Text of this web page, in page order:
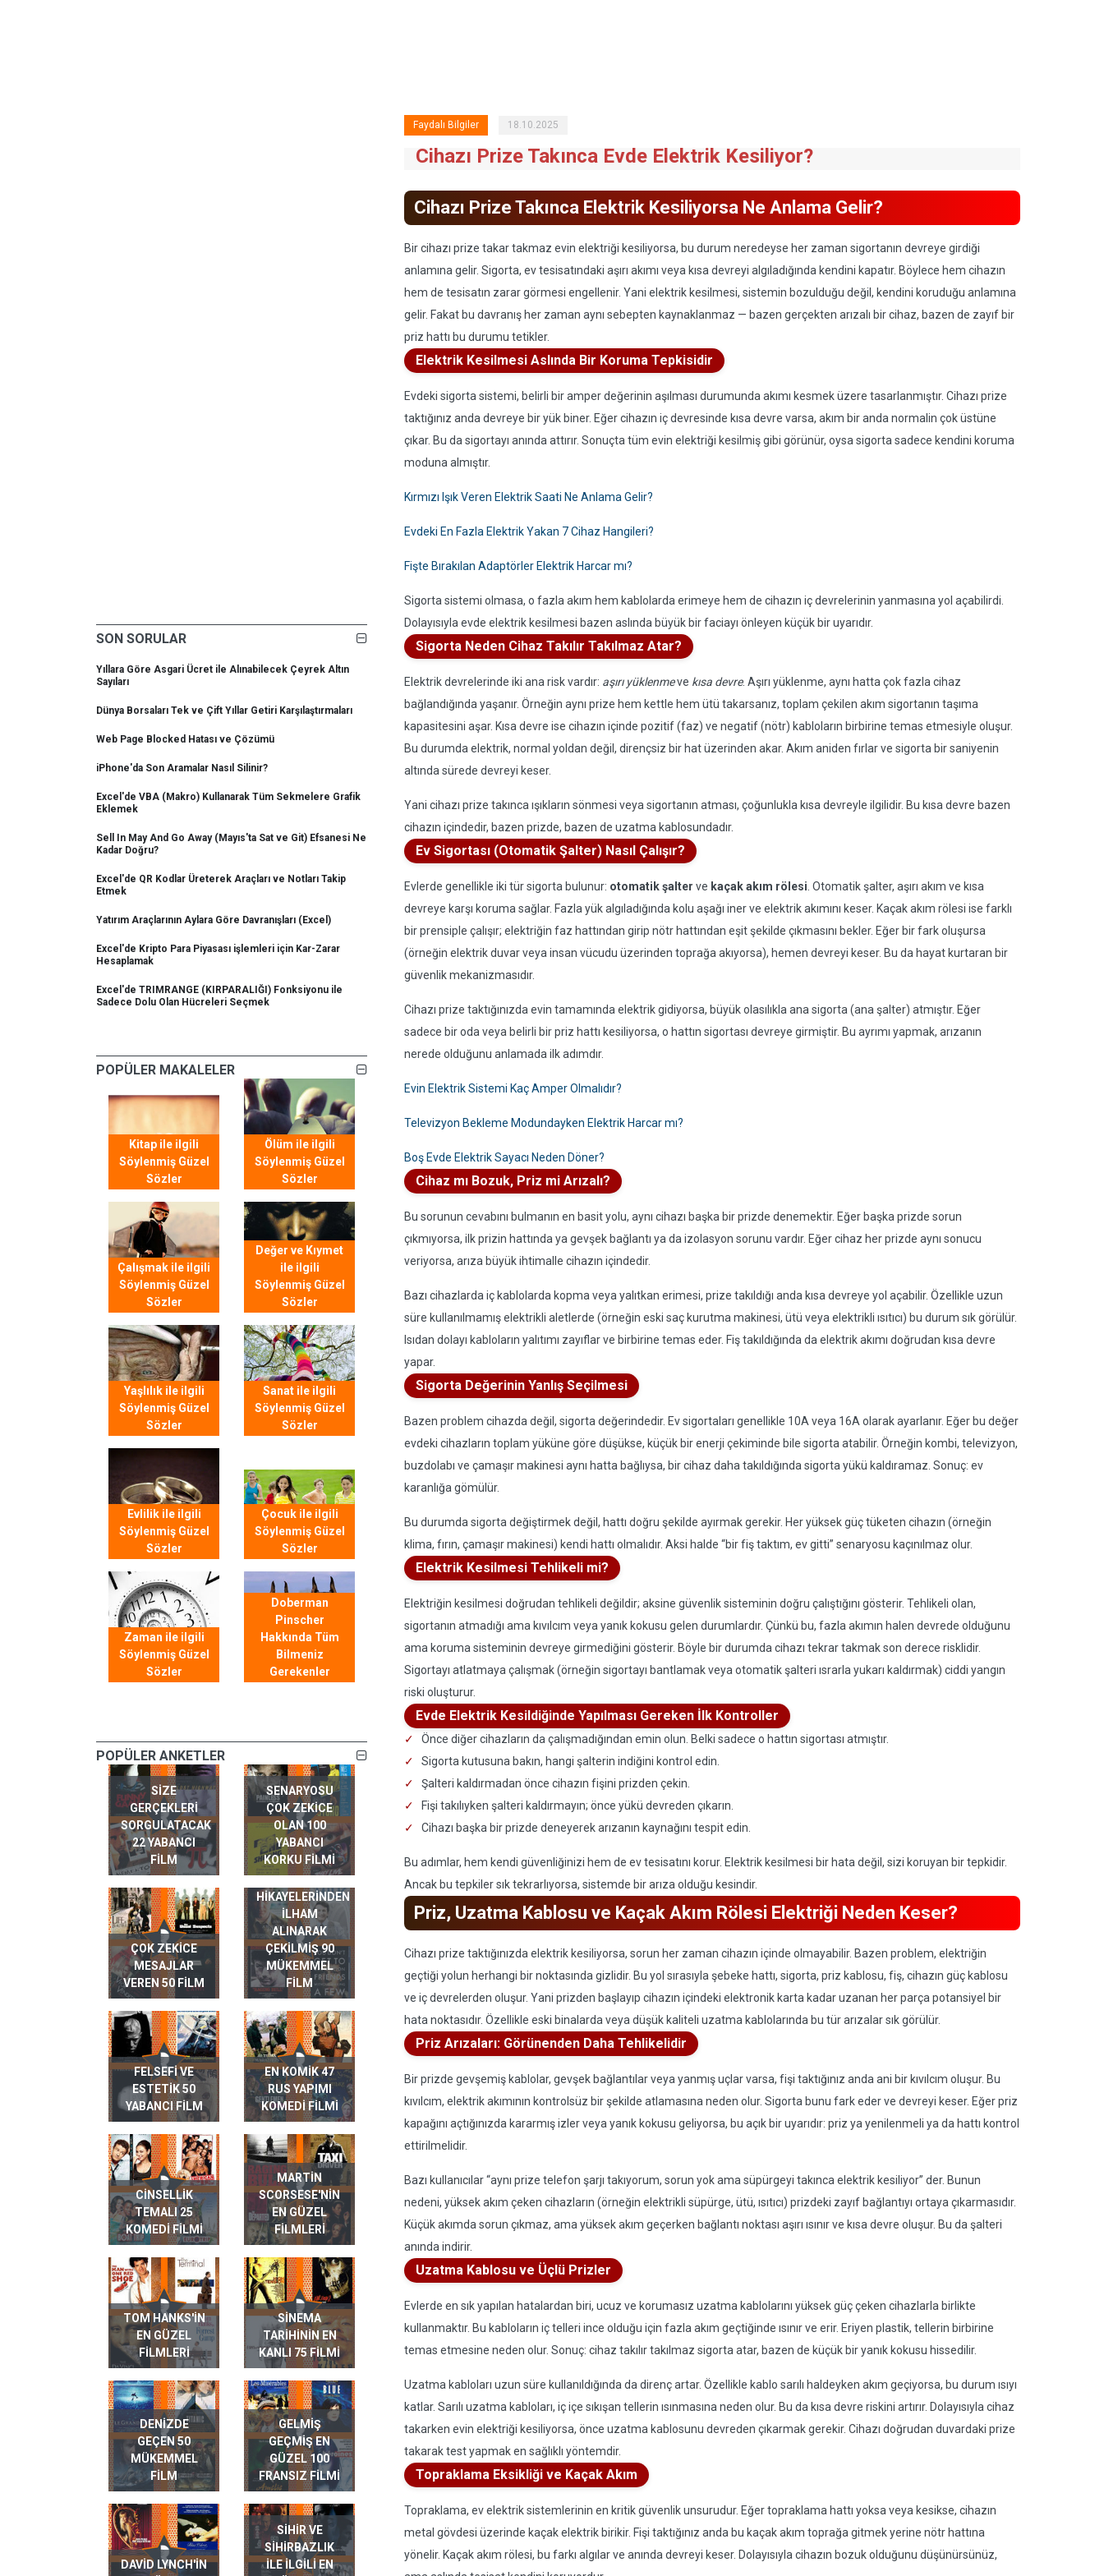
SON SORULAR
Yıllara Göre Asgari Ücret ile Alınabilecek Çeyrek Altın
Sayıları
Dünya Borsaları Tek ve Çift Yıllar Getiri Karşılaştırmaları
Web Page Blocked Hatası ve Çözümü
iPhone'da Son Aramalar Nasıl Silinir?
Excel'de VBA (Makro) Kullanarak Tüm Sekmelere Grafik
Eklemek
Sell In May And Go Away (Mayıs'ta Sat ve Git) Efsanesi Ne
Kadar Doğru?
Excel'de QR Kodlar Üreterek Araçları ve Notları Takip
Etmek
Yatırım Araçlarının Aylara Göre Davranışları (Excel)
Excel'de Kripto Para Piyasası işlemleri için Kar-Zarar
Hesaplamak
Excel'de TRIMRANGE (KIRPARALIĞI) Fonksiyonu ile
Sadece Dolu Olan Hücreleri Seçmek
POPÜLER MAKALELER
Kitap ile ilgili
Söylenmiş Güzel
Sözler
Ölüm ile ilgili
Söylenmiş Güzel
Sözler
Çalışmak ile ilgili
Söylenmiş Güzel
Sözler
Değer ve Kıymet
ile ilgili
Söylenmiş Güzel
Sözler
Yaşlılık ile ilgili
Söylenmiş Güzel
Sözler
Sanat ile ilgili
Söylenmiş Güzel
Sözler
Evlilik ile ilgili
Söylenmiş Güzel
Sözler
Çocuk ile ilgili
Söylenmiş Güzel
Sözler
Zaman ile ilgili
Söylenmiş Güzel
Sözler
Doberman
Pinscher
Hakkında Tüm
Bilmeniz
Gerekenler
POPÜLER ANKETLER
SIZE
GERÇEKLERI
SORGULATACAK
22 YABANCI
FILM
SENARYOSU
ÇOK ZEKICE
OLAN 100
YABANCI
KORKU FILMI
ÇOK ZEKICE
MESAJLAR
VEREN 50 FILM
GERÇEK HAYAT
HIKAYELERINDEN
ILHAM
ALINARAK
ÇEKILMIŞ 90
MÜKEMMEL
FILM
FELSEFI VE
ESTETIK 50
YABANCI FILM
EN KOMIK 47
RUS YAPIMI
KOMEDI FILMI
CINSELLIK
TEMALI 25
KOMEDI FILMI
MARTIN
SCORSESE'NIN
EN GÜZEL
FILMLERI
TOM HANKS'IN
EN GÜZEL
FILMLERI
SINEMA
TARIHININ EN
KANLI 75 FILMI
DENIZDE
GEÇEN 50
MÜKEMMEL
FILM
GELMIŞ
GEÇMIŞ EN
GÜZEL 100
FRANSIZ FILMI
DAVID LYNCH'IN
SIHIR VE
SIHIRBAZLIK
ILE ILGILI EN
Faydalı Bilgiler 18.10.2025
Cihazı Prize Takınca Evde Elektrik Kesiliyor?
Cihazı Prize Takınca Elektrik Kesiliyorsa Ne Anlama Gelir?
Bir cihazı prize takar takmaz evin elektriği kesiliyorsa, bu durum neredeyse her zaman sigortanın devreye girdiği
anlamına gelir. Sigorta, ev tesisatındaki aşırı akımı veya kısa devreyi algıladığında kendini kapatır. Böylece hem cihazın
hem de tesisatın zarar görmesi engellenir. Yani elektrik kesilmesi, sistemin bozulduğu değil, kendini koruduğu anlamına
gelir. Fakat bu davranış her zaman aynı sebepten kaynaklanmaz — bazen gerçekten arızalı bir cihaz, bazen de zayıf bir
priz hattı bu durumu tetikler.
Elektrik Kesilmesi Aslında Bir Koruma Tepkisidir
Evdeki sigorta sistemi, belirli bir amper değerinin aşılması durumunda akımı kesmek üzere tasarlanmıştır. Cihazı prize
taktığınız anda devreye bir yük biner. Eğer cihazın iç devresinde kısa devre varsa, akım bir anda normalin çok üstüne
çıkar. Bu da sigortayı anında attırır. Sonuçta tüm evin elektriği kesilmiş gibi görünür, oysa sigorta sadece kendini koruma
moduna almıştır.
Kırmızı Işık Veren Elektrik Saati Ne Anlama Gelir?
Evdeki En Fazla Elektrik Yakan 7 Cihaz Hangileri?
Fişte Bırakılan Adaptörler Elektrik Harcar mı?
Sigorta sistemi olmasa, o fazla akım hem kablolarda erimeye hem de cihazın iç devrelerinin yanmasına yol açabilirdi.
Dolayısıyla evde elektrik kesilmesi bazen aslında büyük bir faciayı önleyen küçük bir uyarıdır.
Sigorta Neden Cihaz Takılır Takılmaz Atar?
Elektrik devrelerinde iki ana risk vardır: aşırı yüklenmeve kısa devre. Aşırı yüklenme, aynı hatta çok fazla cihaz
bağlandığında yaşanır. Örneğin aynı prize hem kettle hem ütü takarsanız, toplam çekilen akım sigortanın taşıma
kapasitesini aşar. Kısa devre ise cihazın içinde pozitif (faz) ve negatif (nötr) kabloların birbirine temas etmesiyle oluşur.
Bu durumda elektrik, normal yoldan değil, dirençsiz bir hat üzerinden akar. Akım aniden fırlar ve sigorta bir saniyenin
altında sürede devreyi keser.
Yani cihazı prize takınca ışıkların sönmesi veya sigortanın atması, çoğunlukla kısa devreyle ilgilidir. Bu kısa devre bazen
cihazın içindedir, bazen prizde, bazen de uzatma kablosundadır.
Ev Sigortası (Otomatik Şalter) Nasıl Çalışır?
Evlerde genellikle iki tür sigorta bulunur: otomatik şalter ve kaçak akım rölesi . Otomatik şalter, aşırı akım ve kısa
devreye karşı koruma sağlar. Fazla yük algıladığında kolu aşağı iner ve elektrik akımını keser. Kaçak akım rölesi ise farklı
bir prensiple çalışır; elektriğin faz hattından girip nötr hattından eşit şekilde çıkmasını bekler. Eğer bir fark oluşursa
(örneğin elektrik duvar veya insan vücudu üzerinden toprağa akıyorsa), hemen devreyi keser. Bu da hayat kurtaran bir
güvenlik mekanizmasıdır.
Cihazı prize taktığınızda evin tamamında elektrik gidiyorsa, büyük olasılıkla ana sigorta (ana şalter) atmıştır. Eğer
sadece bir oda veya belirli bir priz hattı kesiliyorsa, o hattın sigortası devreye girmiştir. Bu ayrımı yapmak, arızanın
nerede olduğunu anlamada ilk adımdır.
Evin Elektrik Sistemi Kaç Amper Olmalıdır?
Televizyon Bekleme Modundayken Elektrik Harcar mı?
Boş Evde Elektrik Sayacı Neden Döner?
Cihaz mı Bozuk, Priz mi Arızalı?
Bu sorunun cevabını bulmanın en basit yolu, aynı cihazı başka bir prizde denemektir. Eğer başka prizde sorun
çıkmıyorsa, ilk prizin hattında ya gevşek bağlantı ya da izolasyon sorunu vardır. Eğer cihaz her prizde aynı sonucu
veriyorsa, arıza büyük ihtimalle cihazın içindedir.
Bazı cihazlarda iç kablolarda kopma veya yalıtkan erimesi, prize takıldığı anda kısa devreye yol açabilir. Özellikle uzun
süre kullanılmamış elektrikli aletlerde (örneğin eski saç kurutma makinesi, ütü veya elektrikli ısıtıcı) bu durum sık görülür.
Isıdan dolayı kabloların yalıtımı zayıflar ve birbirine temas eder. Fiş takıldığında da elektrik akımı doğrudan kısa devre
yapar.
Sigorta Değerinin Yanlış Seçilmesi
Bazen problem cihazda değil, sigorta değerindedir. Ev sigortaları genellikle 10A veya 16A olarak ayarlanır. Eğer bu değer
evdeki cihazların toplam yüküne göre düşükse, küçük bir enerji çekiminde bile sigorta atabilir. Örneğin kombi, televizyon,
buzdolabı ve çamaşır makinesi aynı hatta bağlıysa, bir cihaz daha takıldığında sigorta yükü kaldıramaz. Sonuç: ev
karanlığa gömülür.
Bu durumda sigorta değiştirmek değil, hattı doğru şekilde ayırmak gerekir. Her yüksek güç tüketen cihazın (örneğin
klima, fırın, çamaşır makinesi) kendi hattı olmalıdır. Aksi halde “bir fiş taktım, ev gitti” senaryosu kaçınılmaz olur.
Elektrik Kesilmesi Tehlikeli mi?
Elektriğin kesilmesi doğrudan tehlikeli değildir; aksine güvenlik sisteminin doğru çalıştığını gösterir. Tehlikeli olan,
sigortanın atmadığı ama kıvılcım veya yanık kokusu gelen durumlardır. Çünkü bu, fazla akımın halen devrede olduğunu
ama koruma sisteminin devreye girmediğini gösterir. Böyle bir durumda cihazı tekrar takmak son derece risklidir.
Sigortayı atlatmaya çalışmak (örneğin sigortayı bantlamak veya otomatik şalteri ısrarla yukarı kaldırmak) ciddi yangın
riski oluşturur.
Evde Elektrik Kesildiğinde Yapılması Gereken İlk Kontroller
Önce diğer cihazların da çalışmadığından emin olun. Belki sadece o hattın sigortası atmıştır.
Sigorta kutusuna bakın, hangi şalterin indiğini kontrol edin.
Şalteri kaldırmadan önce cihazın fişini prizden çekin.
Fişi takılıyken şalteri kaldırmayın; önce yükü devreden çıkarın.
Cihazı başka bir prizde deneyerek arızanın kaynağını tespit edin.
Bu adımlar, hem kendi güvenliğinizi hem de ev tesisatını korur. Elektrik kesilmesi bir hata değil, sizi koruyan bir tepkidir.
Ancak bu tepkiler sık tekrarlıyorsa, sistemde bir arıza olduğu kesindir.
Priz, Uzatma Kablosu ve Kaçak Akım Rölesi Elektriği Neden Keser?
Cihazı prize taktığınızda elektrik kesiliyorsa, sorun her zaman cihazın içinde olmayabilir. Bazen problem, elektriğin
geçtiği yolun herhangi bir noktasında gizlidir. Bu yol sırasıyla şebeke hattı, sigorta, priz kablosu, fiş, cihazın güç kablosu
ve iç devrelerden oluşur. Yani prizden başlayıp cihazın içindeki elektronik karta kadar uzanan her parça potansiyel bir
hata noktasıdır. Özellikle eski binalarda veya düşük kaliteli uzatma kablolarında bu tür arızalar sık görülür.
Priz Arızaları: Görünenden Daha Tehlikelidir
Bir prizde gevşemiş kablolar, gevşek bağlantılar veya yanmış uçlar varsa, fişi taktığınız anda ani bir kıvılcım oluşur. Bu
kıvılcım, elektrik akımının kontrolsüz bir şekilde atlamasına neden olur. Sigorta bunu fark eder ve devreyi keser. Eğer priz
kapağını açtığınızda kararmış izler veya yanık kokusu geliyorsa, bu açık bir uyarıdır: priz ya yenilenmeli ya da hattı kontrol
ettirilmelidir.
Bazı kullanıcılar “aynı prize telefon şarjı takıyorum, sorun yok ama süpürgeyi takınca elektrik kesiliyor” der. Bunun
nedeni, yüksek akım çeken cihazların (örneğin elektrikli süpürge, ütü, ısıtıcı) prizdeki zayıf bağlantıyı ortaya çıkarmasıdır.
Küçük akımda sorun çıkmaz, ama yüksek akım geçerken bağlantı noktası aşırı ısınır ve kısa devre oluşur. Bu da şalteri
anında indirir.
Uzatma Kablosu ve Üçlü Prizler
Evlerde en sık yapılan hatalardan biri, ucuz ve korumasız uzatma kablolarını yüksek güç çeken cihazlarla birlikte
kullanmaktır. Bu kabloların iç telleri ince olduğu için fazla akım geçtiğinde ısınır ve erir. Eriyen plastik, tellerin birbirine
temas etmesine neden olur. Sonuç: cihaz takılır takılmaz sigorta atar, bazen de küçük bir yanık kokusu hissedilir.
Uzatma kabloları uzun süre kullanıldığında da direnç artar. Özellikle kablo sarılı haldeyken akım geçiyorsa, bu durum ısıyı
katlar. Sarılı uzatma kabloları, iç içe sıkışan tellerin ısınmasına neden olur. Bu da kısa devre riskini artırır. Dolayısıyla cihaz
takarken evin elektriği kesiliyorsa, önce uzatma kablosunu devreden çıkarmak gerekir. Cihazı doğrudan duvardaki prize
takarak test yapmak en sağlıklı yöntemdir.
Topraklama Eksikliği ve Kaçak Akım
Topraklama, ev elektrik sistemlerinin en kritik güvenlik unsurudur. Eğer topraklama hattı yoksa veya kesikse, cihazın
metal gövdesi üzerinde kaçak elektrik birikir. Fişi taktığınız anda bu kaçak akım toprağa gitmek yerine nötr hattına
yönelir. Kaçak akım rölesi, bu farkı algılar ve anında devreyi keser. Dolayısıyla cihazın bozuk olduğunu düşünürsünüz,